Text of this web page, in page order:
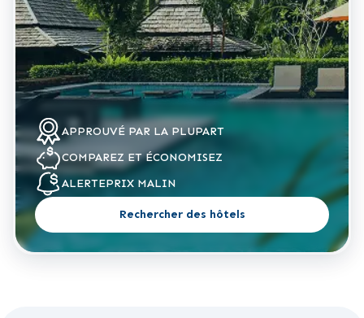
APPROUVÉ PAR LA PLUPART
COMPAREZ ET ÉCONOMISEZ
ALERTEPRIX MALIN
Rechercher des hôtels